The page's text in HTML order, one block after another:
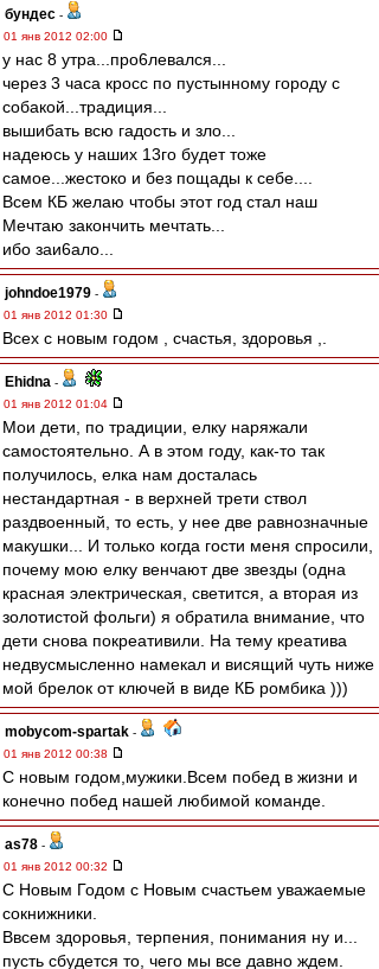
бундес -
01 янв 2012 02:00
у нас 8 утра...про6левался...
через 3 часа кросс по пустынному городу с
собакой...традиция...
вышибать всю гадость и зло...
надеюсь у наших 13го будет тоже
самое...жестоко и без пощады к себе....
Всем КБ желаю чтобы этот год стал наш
Мечтаю закончить мечтать...
ибо заи6ало...
johndoe1979 -
01 янв 2012 01:30
Всех с новым годом , счастья, здоровья ,.
Ehidna -
01 янв 2012 01:04
Мои дети, по традиции, елку наряжали
самостоятельно. А в этом году, как-то так
получилось, елка нам досталась
нестандартная - в верхней трети ствол
раздвоенный, то есть, у нее две равнозначные
макушки... И только когда гости меня спросили,
почему мою елку венчают две звезды (одна
красная электрическая, светится, а вторая из
золотистой фольги) я обратила внимание, что
дети снова покреативили. На тему креатива
недвусмысленно намекал и висящий чуть ниже
мой брелок от ключей в виде КБ ромбика )))
mobycom-spartak -
01 янв 2012 00:38
С новым годом,мужики.Всем побед в жизни и
конечно побед нашей любимой команде.
as78 -
01 янв 2012 00:32
С Новым Годом с Новым счастьем уважаемые
сокнижники.
Ввсем здоровья, терпения, понимания ну и...
пусть сбудется то, чего мы все давно ждем.